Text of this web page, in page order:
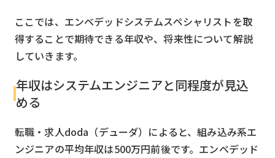
ここでは、エンベデッドシステムスペシャリストを取
得することで期待できる年収や、将来性について解説
していきます。
年収はシステムエンジニアと同程度が見込
める
転職・求人doda（デューダ）によると、組み込み系エ
ンジニアの平均年収は500万円前後です。エンベデッド